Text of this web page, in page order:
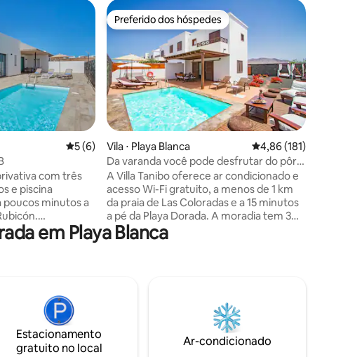
avaliações 5 de uma avaliação média de 5, 6 avaliações
5 (6)
com três
e piscina
Wi-Fi,
mesa, cada
Desfrute do seu
com uma área
churrasqueira,
e piscina
ver você em breve!
Preferido dos hóspedes
Preferido dos hóspedes
Vila ⋅ Playa Blanca 4,86 de uma avaliação
4,86 (181)
Da varanda você pode desfrutar do pôr
do sol
A Villa Tanibo oferece ar condicionado e
acesso Wi-Fi gratuito, a menos de 1 km
da praia de Las Coloradas e a 15 minutos
a pé da Playa Dorada. A moradia tem 3
quartos, cozinha com máquina de lavar
louça e micro-ondas, máquina de lavar
Rubicón fica a 0,500 km de distância,
onde você pode desfrutar de bons
em Playa Blanca
Estacionamento
gratuito no local
Ar-condicionado